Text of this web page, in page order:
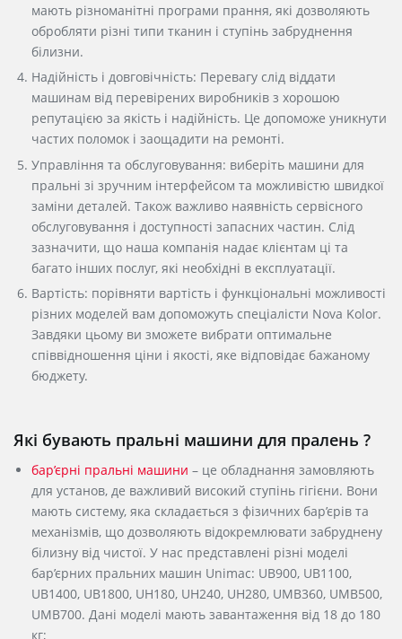
мають різноманітні програми прання, які дозволяють
обробляти різні типи тканин і ступінь забруднення
білизни.
Надійність і довговічність: Перевагу слід віддати
машинам від перевірених виробників з хорошою
репутацією за якість і надійність. Це допоможе уникнути
частих поломок і заощадити на ремонті.
Управління та обслуговування: виберіть машини для
пральні зі зручним інтерфейсом та можливістю швидкої
заміни деталей. Також важливо наявність сервісного
обслуговування і доступності запасних частин. Слід
зазначити, що наша компанія надає клієнтам ці та
багато інших послуг, які необхідні в експлуатації.
Вартість: порівняти вартість і функціональні можливості
різних моделей вам допоможуть спеціалісти Nova Kolor.
Завдяки цьому ви зможете вибрати оптимальне
співвідношення ціни і якості, яке відповідає бажаному
бюджету.
Які бувають пральні машини для пралень ?
бар’єрні пральні машини – це обладнання замовляють
для установ, де важливий високий ступінь гігієни. Вони
мають систему, яка складається з фізичних бар’єрів та
механізмів, що дозволяють відокремлювати забруднену
білизну від чистої. У нас представлені різні моделі
бар’єрних пральних машин Unimac: UB900, UB1100,
UB1400, UB1800, UH180, UH240, UH280, UMB360, UMB500,
UMB700. Дані моделі мають завантаження від 18 до 180
кг;